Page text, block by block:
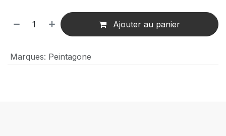
Ajouter au panier
Marques: Peintagone